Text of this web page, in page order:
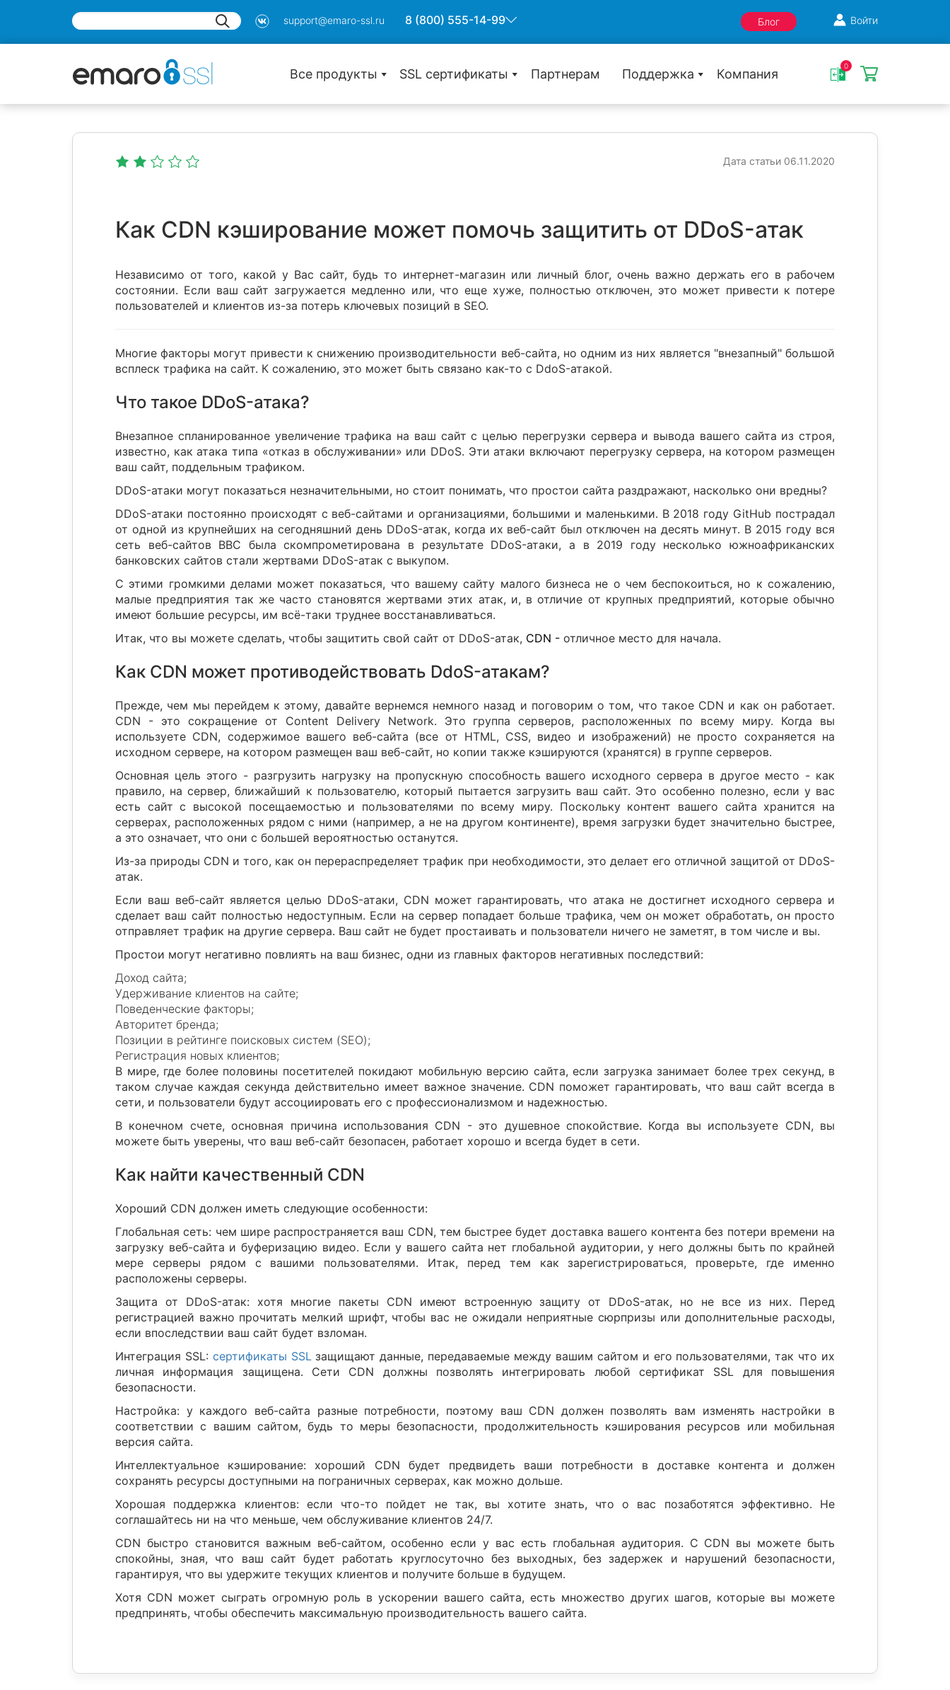
support@emaro-ssl.ru 8 (800) 555-14-99 Блог Войти
Все продукты SSL сертификаты
С проверкой компании (OV)
С расширенной проверкой (EV)
Партнерам Поддержка Компания
0
Дата статьи 06.11.2020
Как CDN кэширование может помочь защитить от DDoS-атак
Независимо от того, какой у Вас сайт, будь то интернет-магазин или личный блог, очень важно держать его в рабочем
состоянии. Если ваш сайт загружается медленно или, что еще хуже, полностью отключен, это может привести к потере
пользователей и клиентов из-за потерь ключевых позиций в SEO.
Многие факторы могут привести к снижению производительности веб-сайта, но одним из них является "внезапный" большой
всплеск трафика на сайт. К сожалению, это может быть связано как-то с DdoS-атакой.
Что такое DDoS-атака?
Внезапное спланированное увеличение трафика на ваш сайт с целью перегрузки сервера и вывода вашего сайта из строя,
известно, как атака типа «отказ в обслуживании» или DDoS. Эти атаки включают перегрузку сервера, на котором размещен
ваш сайт, поддельным трафиком.
DDoS-атаки могут показаться незначительными, но стоит понимать, что простои сайта раздражают, насколько они вредны?
DDoS-атаки постоянно происходят с веб-сайтами и организациями, большими и маленькими. В 2018 году GitHub пострадал
от одной из крупнейших на сегодняшний день DDoS-атак, когда их веб-сайт был отключен на десять минут. В 2015 году вся
сеть веб-сайтов BBC была скомпрометирована в результате DDoS-атаки, а в 2019 году несколько южноафриканских
банковских сайтов стали жертвами DDoS-атак с выкупом.
С этими громкими делами может показаться, что вашему сайту малого бизнеса не о чем беспокоиться, но к сожалению,
малые предприятия так же часто становятся жертвами этих атак, и, в отличие от крупных предприятий, которые обычно
имеют большие ресурсы, им всё-таки труднее восстанавливаться.
Итак, что вы можете сделать, чтобы защитить свой сайт от DDoS-атак, CDN - отличное место для начала.
Как CDN может противодействовать DdoS-атакам?
Прежде, чем мы перейдем к этому, давайте вернемся немного назад и поговорим о том, что такое CDN и как он работает.
CDN - это сокращение от Content Delivery Network. Это группа серверов, расположенных по всему миру. Когда вы
используете CDN, содержимое вашего веб-сайта (все от HTML, CSS, видео и изображений) не просто сохраняется на
исходном сервере, на котором размещен ваш веб-сайт, но копии также кэшируются (хранятся) в группе серверов.
Основная цель этого - разгрузить нагрузку на пропускную способность вашего исходного сервера в другое место - как
правило, на сервер, ближайший к пользователю, который пытается загрузить ваш сайт. Это особенно полезно, если у вас
есть сайт с высокой посещаемостью и пользователями по всему миру. Поскольку контент вашего сайта хранится на
серверах, расположенных рядом с ними (например, а не на другом континенте), время загрузки будет значительно быстрее,
а это означает, что они с большей вероятностью останутся.
Из-за природы CDN и того, как он перераспределяет трафик при необходимости, это делает его отличной защитой от DDoS-
атак.
Если ваш веб-сайт является целью DDoS-атаки, CDN может гарантировать, что атака не достигнет исходного сервера и
сделает ваш сайт полностью недоступным. Если на сервер попадает больше трафика, чем он может обработать, он просто
отправляет трафик на другие сервера. Ваш сайт не будет простаивать и пользователи ничего не заметят, в том числе и вы.
Простои могут негативно повлиять на ваш бизнес, одни из главных факторов негативных последствий:
Доход сайта;
Удерживание клиентов на сайте;
Поведенческие факторы;
Авторитет бренда;
Позиции в рейтинге поисковых систем (SEO);
Регистрация новых клиентов;
В мире, где более половины посетителей покидают мобильную версию сайта, если загрузка занимает более трех секунд, в
таком случае каждая секунда действительно имеет важное значение. CDN поможет гарантировать, что ваш сайт всегда в
сети, и пользователи будут ассоциировать его с профессионализмом и надежностью.
В конечном счете, основная причина использования CDN - это душевное спокойствие. Когда вы используете CDN, вы
можете быть уверены, что ваш веб-сайт безопасен, работает хорошо и всегда будет в сети.
Как найти качественный CDN
Хороший CDN должен иметь следующие особенности:
Глобальная сеть: чем шире распространяется ваш CDN, тем быстрее будет доставка вашего контента без потери времени на
загрузку веб-сайта и буферизацию видео. Если у вашего сайта нет глобальной аудитории, у него должны быть по крайней
мере серверы рядом с вашими пользователями. Итак, перед тем как зарегистрироваться, проверьте, где именно
расположены серверы.
Защита от DDoS-атак: хотя многие пакеты CDN имеют встроенную защиту от DDoS-атак, но не все из них. Перед
регистрацией важно прочитать мелкий шрифт, чтобы вас не ожидали неприятные сюрпризы или дополнительные расходы,
если впоследствии ваш сайт будет взломан.
Интеграция SSL: сертификаты SSLзащищают данные, передаваемые между вашим сайтом и его пользователями, так что их
личная информация защищена. Сети CDN должны позволять интегрировать любой сертификат SSL для повышения
безопасности.
Настройка: у каждого веб-сайта разные потребности, поэтому ваш CDN должен позволять вам изменять настройки в
соответствии с вашим сайтом, будь то меры безопасности, продолжительность кэширования ресурсов или мобильная
версия сайта.
Интеллектуальное кэширование: хороший CDN будет предвидеть ваши потребности в доставке контента и должен
сохранять ресурсы доступными на пограничных серверах, как можно дольше.
Хорошая поддержка клиентов: если что-то пойдет не так, вы хотите знать, что о вас позаботятся эффективно. Не
соглашайтесь ни на что меньше, чем обслуживание клиентов 24/7.
CDN быстро становится важным веб-сайтом, особенно если у вас есть глобальная аудитория. С CDN вы можете быть
спокойны, зная, что ваш сайт будет работать круглосуточно без выходных, без задержек и нарушений безопасности,
гарантируя, что вы удержите текущих клиентов и получите больше в будущем.
Хотя CDN может сыграть огромную роль в ускорении вашего сайта, есть множество других шагов, которые вы можете
предпринять, чтобы обеспечить максимальную производительность вашего сайта.